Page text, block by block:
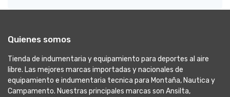
Quienes somos
Tienda de indumentaria y equipamiento para deportes al aire
libre. Las mejores marcas importadas y nacionales de
equipamiento e indumentaria tecnica para Montaña, Nautica y
Campamento. Nuestras principales marcas son Ansilta,